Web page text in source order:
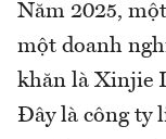
Năm 2025,
một doanh
khăn là Xinjie
Đây là công ty